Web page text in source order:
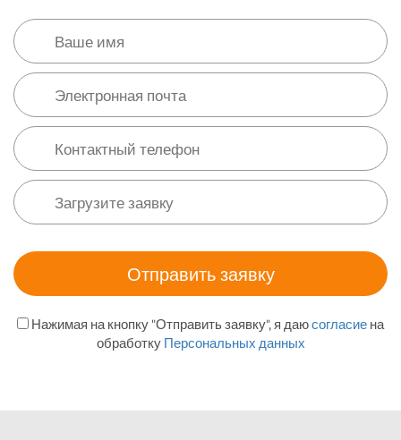
Нажимая на кнопку "Отправить заявку", я даюсогласие на
обработку Персональных данных